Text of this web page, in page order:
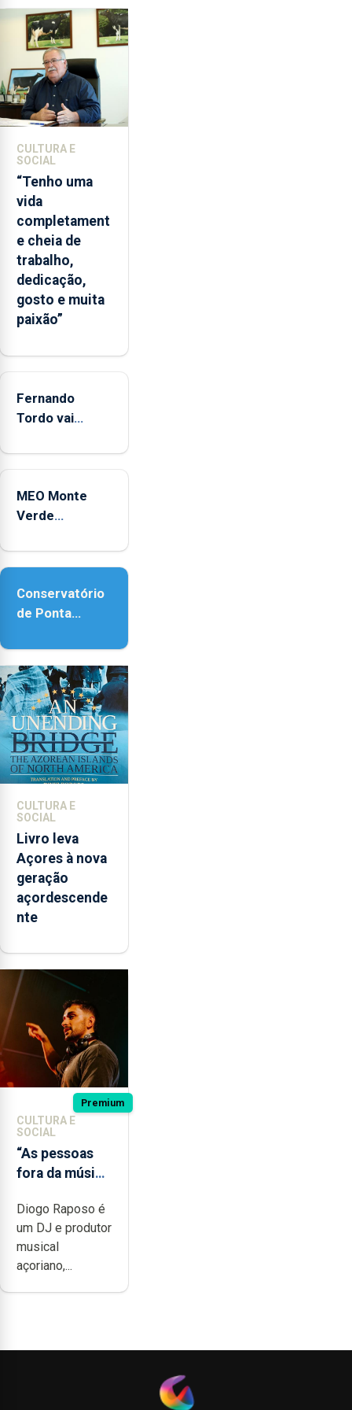
de
lapas
entre
2022
e
2026.
A
ilha
das
Flores
apresenta
um
“decréscimo
significativo”
da
CPUE
entre
2022
CULTURA E
SOCIAL
“Tenho uma
vida
completament
e cheia de
trabalho,
dedicação,
gosto e muita
paixão”
Fernando
Tordo vai
anos de
Coliseu
Micaelense
MEO Monte
Verde
reforço da
Conservatório
de Ponta
contar com
novos
instrumentos
CULTURA E
SOCIAL
Livro leva
Açores à nova
geração
açordescende
nte
Premium
CULTURA E
SOCIAL
“As pessoas
fora da música
noção do quão
difícil é
produzir uma
música”
Diogo Raposo é
um DJ e produtor
musical
açoriano,...